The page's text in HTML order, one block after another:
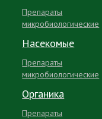
Препараты
микробиологические
Насекомые
Препараты
микробиологические
Органика
Препараты